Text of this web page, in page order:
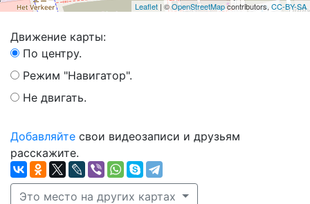
Leaflet | ©OpenStreetMapcontributors, CC-BY-SA
Движение карты:
По центру.
Режим "Навигатор".
Не двигать.
Добавляйте свои видеозаписи и друзьям
расскажите.
Это место на других картах